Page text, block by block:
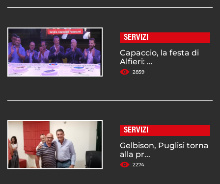
SERVIZI
Capaccio, la festa di
Alfieri: ...
2859
SERVIZI
Gelbison, Puglisi torna
alla pr...
2274